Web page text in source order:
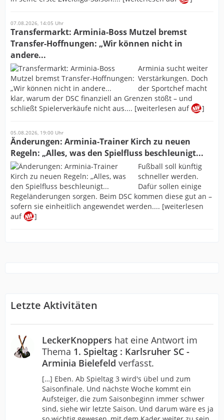
07.08.2026, 14:05 Uhr
Transfermarkt: Arminia-Boss Mutzel bremst
Transfer-Hoffnungen: „Wir können nicht in
andere...
Arminia sucht weiter
Verstärkungen. Doch
der Sportchef macht
klar, warum der DSC finanziell an Grenzen stößt – und
schließt Spielerverkäufe nicht aus.... [weiterlesen auf
]
05.08.2026, 19:00 Uhr
Änderungen: Arminia-Trainer Kirch zu neuen
Regeln: „Alles, was den Spielfluss beschleunigt...
Fußball soll künftig
schneller werden.
Dafür sollen einige
Regeländerungen sorgen. Beim DSC kommen diese gut an –
sofern sie einheitlich angewendet werden.... [weiterlesen
auf
]
Letzte Aktivitäten
LeckerKnoppers hat eine Antwort im
Thema 1. Spieltag : Karlsruher SC -
Arminia Bielefeld verfasst.
[…] Eben. Ab Spieltag 3 wird's übel und zum
Saisonfinale. Und nächste Woche kommt ein
Aufsteiger, die zum Saisonbeginn immer schwer
sind, siehe wir letzte Saison. Und darum wäre es ja